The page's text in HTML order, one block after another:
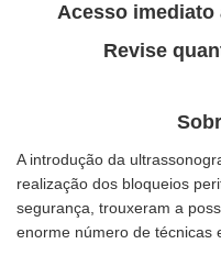
Acesso
Revise
A introdução da
realização dos bloqueios
segurança, trouxeram a
enorme número de técnicas